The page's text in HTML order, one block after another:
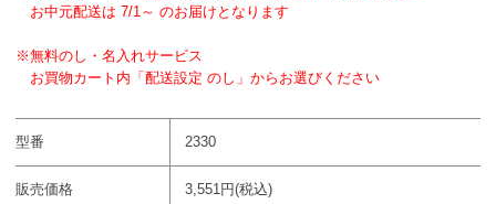
お中元配送は 7/1～ のお届けとなります
※無料のし・名入れサービス
お買物カート内「配送設定 のし」からお選びください
型番 2330
販売価格 3,551円(税込)